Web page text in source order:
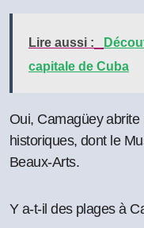
Lire aussi :
capitale de Cuba
Oui, Camagüey
historiques, dont le
Beaux-Arts.
Y a-t-il des plages à